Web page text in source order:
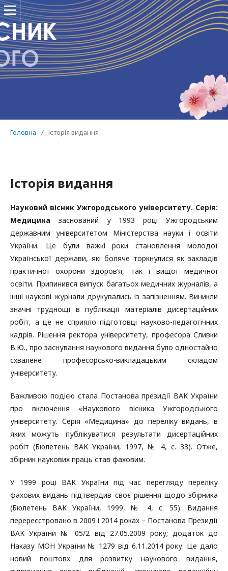
Головна / Історія видання
Історія видання
Науковий вісник Ужгородського університету. Серія:
Медицина заснований у 1993 році Ужгородським
державним університетом Міністерства науки і освіти
України. Це були важкі роки становлення молодої
Української держави, які боляче торкнулися як закладів
практичної охорони здоров’я, так і вищої медичної
освіти. Припинився випуск багатьох медичних журналів, а
інші наукові журнали друкувались із запізненням. Виникли
значні труднощі в публікації матеріалів дисертаційних
робіт, а це не сприяло підготовці науково-педагогічних
кадрів. Рішення ректора університету, професора Сливки
В.Ю., про заснування наукового видання було одностайно
схвалене професорсько-викладацьким складом
університету.
Важливою подією стала Постанова президії ВАК України
про включення «Наукового вісника Ужгородського
університету. Серія «Медицина» до переліку видань, в
яких можуть публікуватися результати дисертаційних
робіт (Бюлетень ВАК України, 1997, № 4, с. 33). Отже,
збірник наукових праць став фаховим.
У 1999 році ВАК України під час перегляду переліку
фахових видань підтвердив своє рішення щодо збірника
(Бюлетень ВАК України, 1999, № 4, с. 55). Видання
перереєстровано в 2009 і 2014 роках – Постанова Президії
ВАК України № 05/2 від 27.05.2009 року; додаток до
Наказу МОН України № 1279 від 6.11.2014 року. Це дало
новий поштовх для розвитку наукового видання,